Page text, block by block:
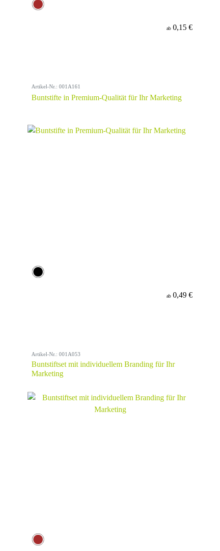
ab 0,15 €
Artikel-Nr.: 001A161
Buntstifte in Premium-Qualität für Ihr Marketing
ab 0,49 €
Artikel-Nr.: 001A053
Buntstiftset mit individuellem Branding für Ihr
Marketing